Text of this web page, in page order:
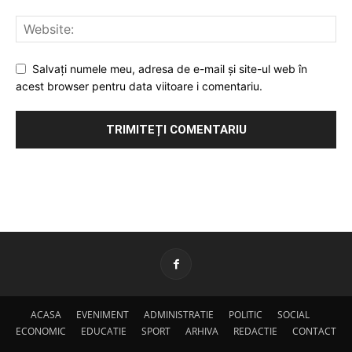
Salvați numele meu, adresa de e-mail și site-ul web în
acest browser pentru data viitoare i comentariu.
ACASA EVENIMENT ADMINISTRATIE POLITIC
SOCIAL
ECONOMIC
EDUCATIE SPORT ARHIVA REDACTIE CONTACT